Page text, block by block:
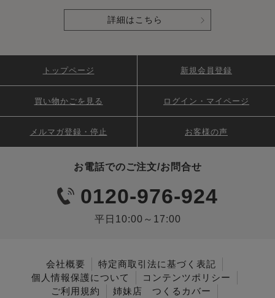
詳細はこちら
お電話でのご注文/お問合せ
0120-976-924
平日10:00～17:00
トップページ 新規会員登録
買い物かごを見る ログイン・マイページ
メルマガ登録・停止 お客様の声
会社概要
特定商取引法に基づく表記
個人情報保護について
コンテンツポリシー
ご利用規約
姉妹店 つくるカバー